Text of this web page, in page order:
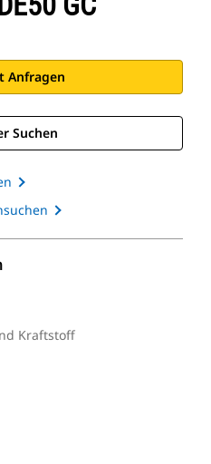
Anfragen
Suchen
Kraftstoff